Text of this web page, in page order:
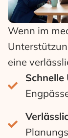
Wenn im
eine